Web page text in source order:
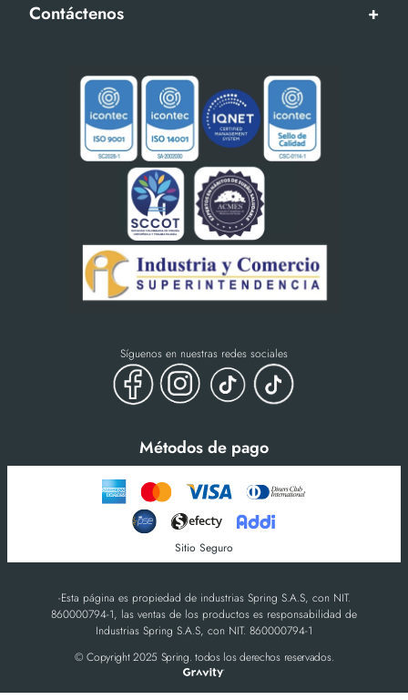
Contáctenos
+
Síguenos en nuestras redes sociales
Métodos de pago
Sitio Seguro
-Esta página es propiedad de industrias Spring S.A.S, con NIT.
860000794-1, las ventas de los productos es responsabilidad de
Industrias Spring S.A.S, con NIT. 860000794-1
© Copyright 2025 Spring. todos los derechos reservados.